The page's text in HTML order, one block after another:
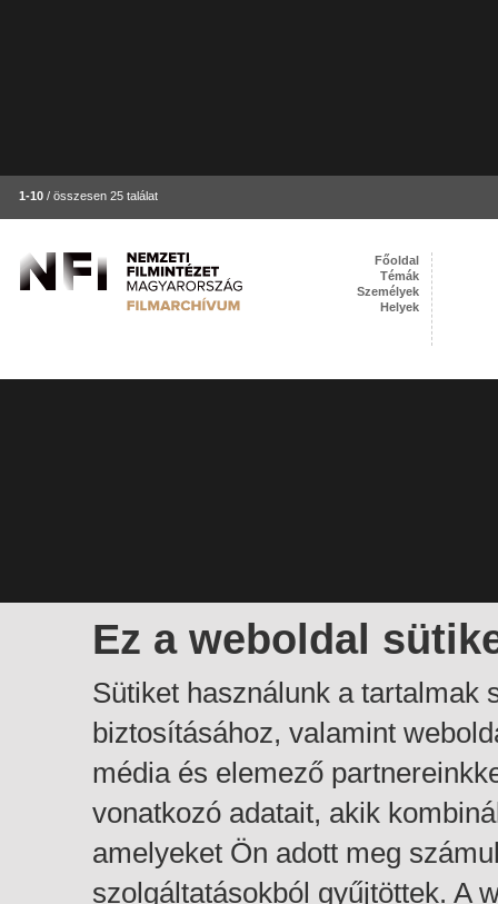
1-10 / összesen 25 találat
Ez a weboldal
Sütiket használunk a tartalmak
biztosításához, valamint
média és elemező
vonatkozó adatait, akik
amelyeket Ön adott meg
szolgáltatásokból gyűjtöttek. A
Főoldal
Témák
Személyek
Helyek